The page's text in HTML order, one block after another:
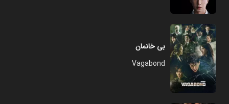
بی خانمان
Vagabond